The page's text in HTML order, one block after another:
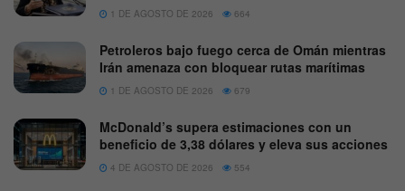
1 DE AGOSTO DE 2026 664
Petroleros bajo fuego cerca de Omán mientras
Irán amenaza con bloquear rutas marítimas
1 DE AGOSTO DE 2026 679
McDonald’s supera estimaciones con un
beneficio de 3,38 dólares y eleva sus acciones
4 DE AGOSTO DE 2026 554